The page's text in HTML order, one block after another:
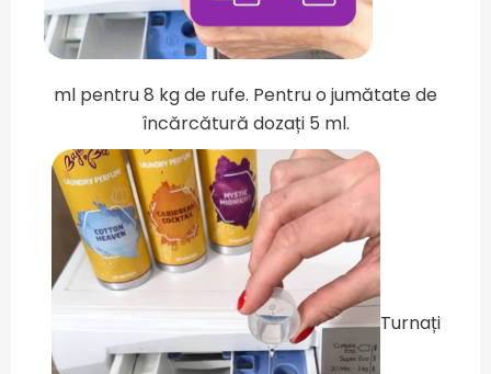
ml pentru 8 kg de rufe. Pentru o jumătate de
încărcătură dozați 5 ml.
Turnați